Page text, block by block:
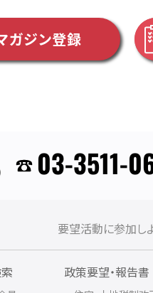
ガジン登録
03-3511-
要望活動に参加し
政策要望・報告書